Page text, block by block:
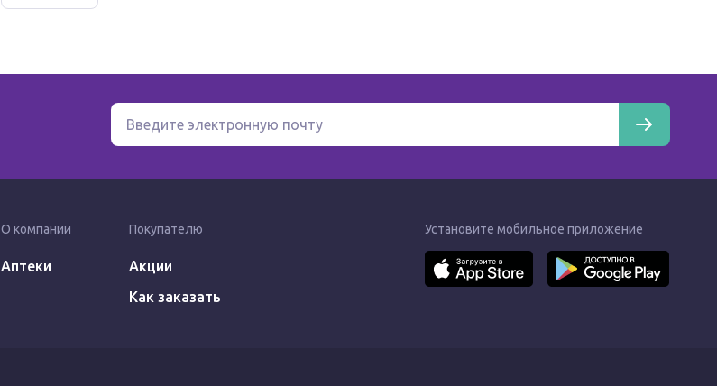
О компании
Аптеки
Покупателю
Акции
Как заказать
Установите мобильное приложение